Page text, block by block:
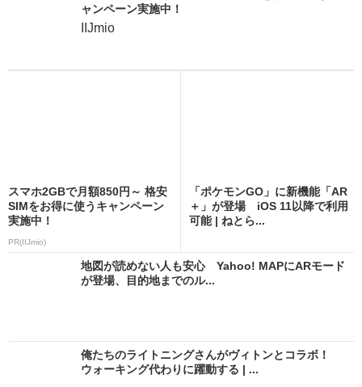
ャンペーン実施中！
IIJmio
スマホ2GBで月額850円～ 格安
SIMをお得に使うキャンペーン
実施中！
PR(IIJmio)
「ポケモンGO」に新機能「AR
＋」が登場 iOS 11以降で利用
可能 | ねとら...
地図が読めない人も安心 Yahoo! MAPにARモード
が登場、目的地までのル...
俺たちのライトニングさんがヴィトンとコラボ！
ウォーキング代わりに躍動する | ...